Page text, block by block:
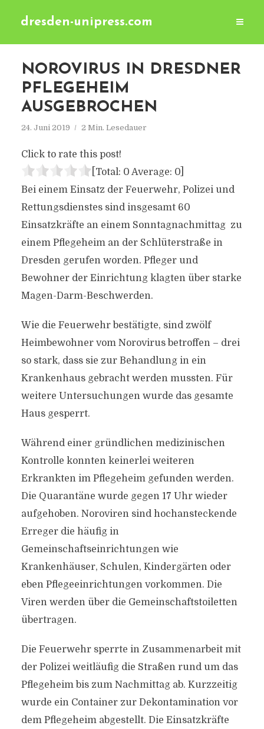
dresden-unipress.com
NOROVIRUS IN DRESDNER
PFLEGEHEIM
AUSGEBROCHEN
24. Juni 2019 2 Min. Lesedauer
Click to rate this post!
[Total: 0 Average: 0]
Bei einem Einsatz der Feuerwehr, Polizei und
Rettungsdienstes sind insgesamt 60
Einsatzkräfte an einem Sonntagnachmittag zu
einem Pflegeheim an der Schlüterstraße in
Dresden gerufen worden. Pfleger und
Bewohner der Einrichtung klagten über starke
Magen-Darm-Beschwerden.
Wie die Feuerwehr bestätigte, sind zwölf
Heimbewohner vom Norovirus betroffen – drei
so stark, dass sie zur Behandlung in ein
Krankenhaus gebracht werden mussten. Für
weitere Untersuchungen wurde das gesamte
Haus gesperrt.
Während einer gründlichen medizinischen
Kontrolle konnten keinerlei weiteren
Erkrankten im Pflegeheim gefunden werden.
Die Quarantäne wurde gegen 17 Uhr wieder
aufgehoben. Noroviren sind hochansteckende
Erreger die häufig in
Gemeinschaftseinrichtungen wie
Krankenhäuser, Schulen, Kindergärten oder
eben Pflegeeinrichtungen vorkommen. Die
Viren werden über die Gemeinschaftstoiletten
übertragen.
Die Feuerwehr sperrte in Zusammenarbeit mit
der Polizei weitläufig die Straßen rund um das
Pflegeheim bis zum Nachmittag ab. Kurzzeitig
wurde ein Container zur Dekontamination vor
dem Pflegeheim abgestellt. Die Einsatzkräfte